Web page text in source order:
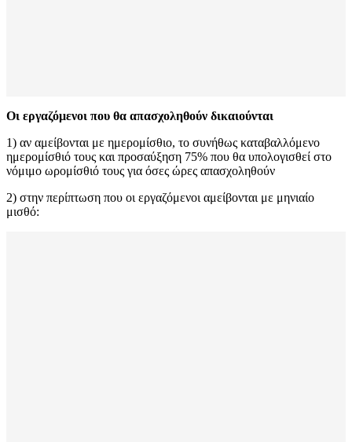
Οι εργαζόμενοι που θα απασχοληθούν δικαιούνται
1) αν αμείβονται με ημερομίσθιο, το συνήθως καταβαλλόμενο
ημερομίσθιό τους και προσαύξηση 75% που θα υπολογισθεί στο
νόμιμο ωρομίσθιό τους για όσες ώρες απασχοληθούν
2) στην περίπτωση που οι εργαζόμενοι αμείβονται με μηνιαίο
μισθό: